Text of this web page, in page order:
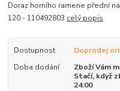
Doraz horního ramene přední
120 - 110492803 celý popis
Dostupnost
Doprodej
Doba dodání
Zboží Vám
Stačí, když
24:00